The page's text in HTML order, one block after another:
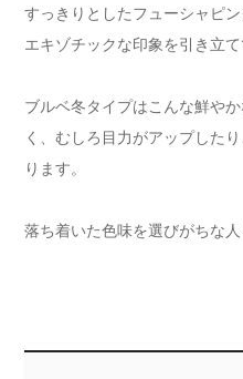
すっきりとしたフューシャピ
エキゾチックな印象を引き立て
ブルベ冬タイプはこんな鮮や
く、むしろ目力がアップした
ります。
落ち着いた色味を選びがちな